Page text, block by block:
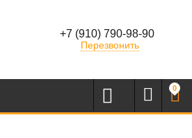
+7 (910) 790-98-90
Перезвонить
0